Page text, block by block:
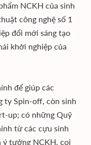
NCKH của sinh
công nghệ số 1
đổi mới sáng tạo
khởi nghiệp của
để giúp các
ty Spin-off, còn sinh
up; có những Quỹ
từ các cựu sinh
ý tưởng NCKH, coi